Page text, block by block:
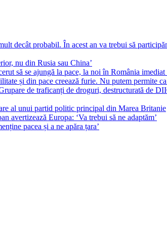
decât probabil. În acest an va trebui să
nu din Rusia sau China’
să se ajungă la pace, la noi în România
și din pace creează furie. Nu putem permite
de traficanți de droguri, destructurată de
al unui partid politic principal din Marea Britanie
Europa: ‘Va trebui să ne adaptăm’
pacea și a ne apăra țara’